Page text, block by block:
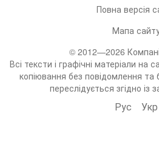
Повна версія
Мапа
© 2012—2026
Всі тексти і графічні матеріали на
копіювання без повідомлення та
переслідується згідно із
Рус Укр